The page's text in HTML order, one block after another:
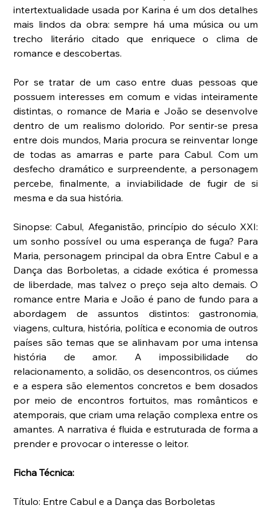
intertextualidade usada por Karina é um dos detalhes
mais lindos da obra: sempre há uma música ou um
trecho literário citado que enriquece o clima de
romance e descobertas.
Por se tratar de um caso entre duas pessoas que
possuem interesses em comum e vidas inteiramente
distintas, o romance de Maria e João se desenvolve
dentro de um realismo dolorido. Por sentir-se presa
entre dois mundos, Maria procura se reinventar longe
de todas as amarras e parte para Cabul. Com um
desfecho dramático e surpreendente, a personagem
percebe, finalmente, a inviabilidade de fugir de si
mesma e da sua história.
Sinopse: Cabul, Afeganistão, princípio do século XXI:
um sonho possível ou uma esperança de fuga? Para
Maria, personagem principal da obra Entre Cabul e a
Dança das Borboletas, a cidade exótica é promessa
de liberdade, mas talvez o preço seja alto demais. O
romance entre Maria e João é pano de fundo para a
abordagem de assuntos distintos: gastronomia,
viagens, cultura, história, política e economia de outros
países são temas que se alinhavam por uma intensa
história de amor. A impossibilidade do
relacionamento, a solidão, os desencontros, os ciúmes
e a espera são elementos concretos e bem dosados
por meio de encontros fortuitos, mas românticos e
atemporais, que criam uma relação complexa entre os
amantes. A narrativa é fluida e estruturada de forma a
prender e provocar o interesse o leitor.
Ficha Técnica:
Título: Entre Cabul e a Dança das Borboletas